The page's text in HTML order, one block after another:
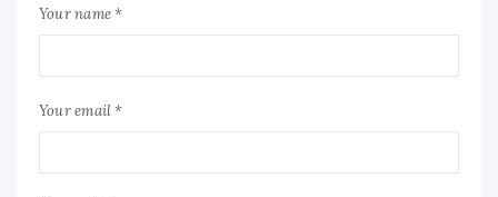
Your name *
Your email *